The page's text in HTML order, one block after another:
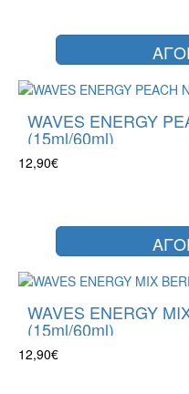
WAVES ENERGY
(15ml/60ml)
12,90€
WAVES ENERGY
(15ml/60ml)
12,90€